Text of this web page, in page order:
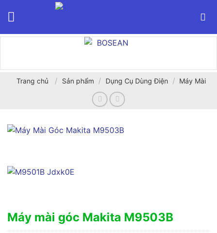
Trang chủ / Sản phẩm / Dụng Cụ Dùng Điện / Máy Mài
Máy mài góc Makita M9503B